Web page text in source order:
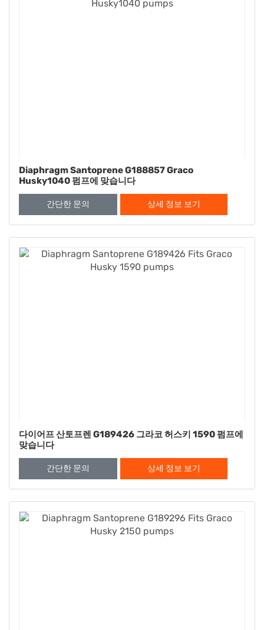
Diaphragm Santoprene G188857 Graco
Husky1040 펌프에 맞습니다
간단한 문의 상세 정보 보기
다이어프 산토프렌 G189426 그라코 허스키 1590 펌프에
맞습니다
간단한 문의 상세 정보 보기